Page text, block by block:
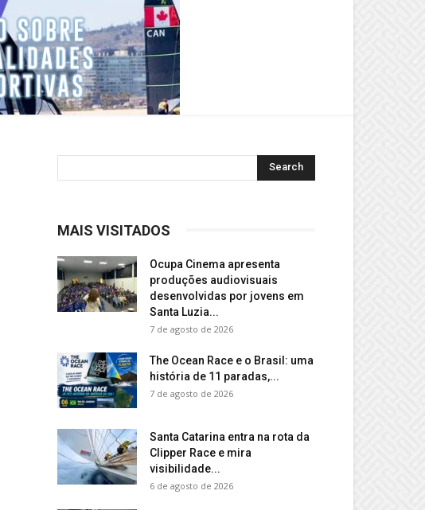
MAIS VISITADOS
Ocupa Cinema apresenta
produções audiovisuais
desenvolvidas por jovens em
Santa Luzia...
7 de agosto de 2026
The Ocean Race e o Brasil: uma
história de 11 paradas,...
7 de agosto de 2026
Santa Catarina entra na rota da
Clipper Race e mira
visibilidade...
6 de agosto de 2026